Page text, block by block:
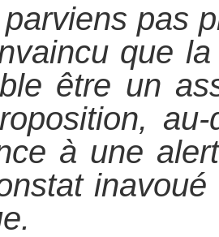
parviens pas
que
être un
au-
à une
inavoué